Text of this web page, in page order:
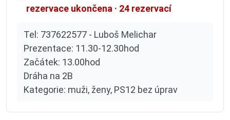
rezervace ukončena · 24 rezervací
Tel: 737622577 - Luboš Melichar
Prezentace: 11.30-12.30hod
Začátek: 13.00hod
Dráha na 2B
Kategorie: muži, ženy, PS12 bez úprav